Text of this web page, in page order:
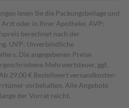
lesen Sie die Packungsbeilage und
oder in Ihrer Apotheke. AVP:
berechnet nach der
UVP: Unverbindliche
Die angegebenen Preise
Mehrwertsteuer, ggf.
29,00 € Bestell­wert versand­kosten­
vorbehalten. Alle Angebote
der Vorrat reicht.